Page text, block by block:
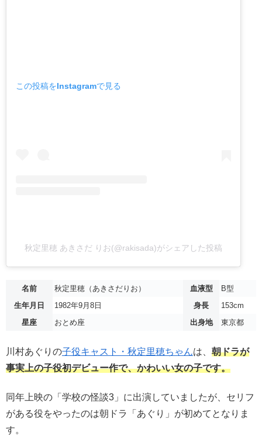
この投稿をInstagramで見る
秋定里穂 あきさだ りお(@rakisada)がシェアした投稿
名前 秋定里穂（あきさだりお） 血液型
B型
生年月日
1982年9月8日 身長
153cm
星座
おとめ座 出身地 東京都
川村あぐりの子役キャスト・秋定里穂ちゃんは、 朝ドラが
事実上の子役初デビュー作で、かわいい女の子です。
同年上映の「学校の怪談3」に出演していましたが、セリフ
がある役をやったのは朝ドラ「あぐり」が初めてとなりま
す。